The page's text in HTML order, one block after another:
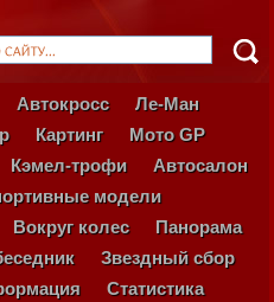
Автокросс
Ле-Ман
Картинг
Мото GP
Кэмел-трофи
Автосалон
модели
Вокруг колес
Панорама
Звездный сбор
Статистика